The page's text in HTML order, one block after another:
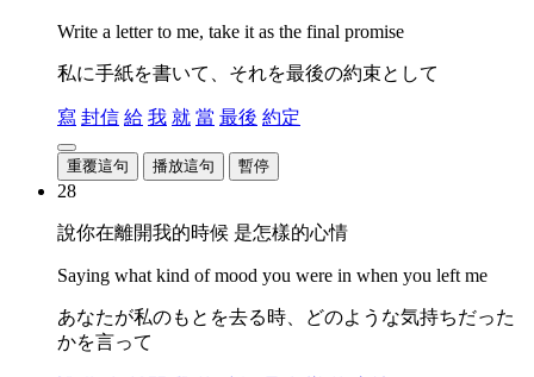
Write a letter to me, take it as the final promise
私に手紙を書いて、それを最後の約束として
寫 封信 給 我 就 當 最後 約定
重覆這句 播放這句 暫停
28
說你在離開我的時候 是怎樣的心情
Saying what kind of mood you were in when you left me
あなたが私のもとを去る時、どのような気持ちだった
かを言って